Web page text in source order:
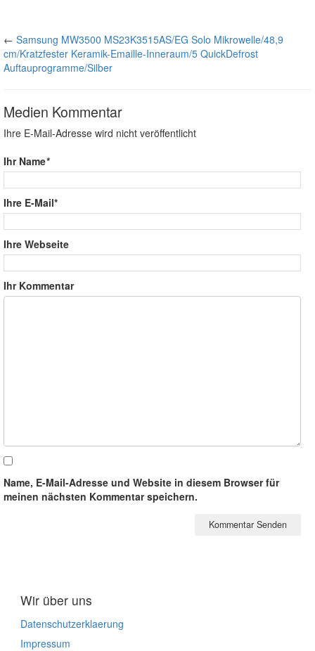
← Samsung MW3500 MS23K3515AS/EG Solo Mikrowelle/48,9
cm/Kratzfester Keramik-Emaille-Inneraum/5 QuickDefrost
Auftauprogramme/Silber
Medien Kommentar
Ihre E-Mail-Adresse wird nicht veröffentlicht
Ihr Name*
Ihre E-Mail*
Ihre Webseite
Ihr Kommentar
Name, E-Mail-Adresse und Website in diesem Browser für
meinen nächsten Kommentar speichern.
Wir über uns
Datenschutzerklaerung
Impressum